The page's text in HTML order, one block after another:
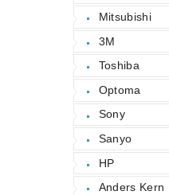
Mitsubishi
3M
Toshiba
Optoma
Sony
Sanyo
HP
Anders Kern